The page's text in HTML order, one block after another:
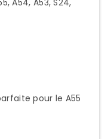
A54, A53, S24,
pour le A55